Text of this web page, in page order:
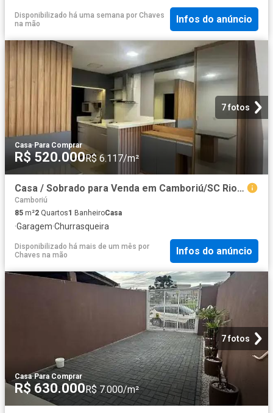
Disponibilizado há uma semana por Chaves
na mão
Infos do anúncio
7 fotos
Casa·Para Comprar
R$ 520.000R$ 6.117/m²
Casa / Sobrado para Venda em Camboriú/SC Rio Pequeno 2 Quartos
Camboriú
85 m²2 Quartos1 BanheiroCasa
·Garagem·Churrasqueira
Disponibilizado há mais de um mês por
Chaves na mão
Infos do anúncio
7 fotos
Casa·Para Comprar
R$ 630.000R$ 7.000/m²